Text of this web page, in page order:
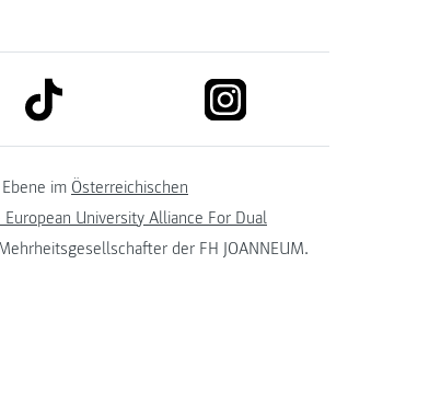
link to tiktok link to instagram
im Österreichischen
European University Alliance For Dual
der FH JOANNEUM.